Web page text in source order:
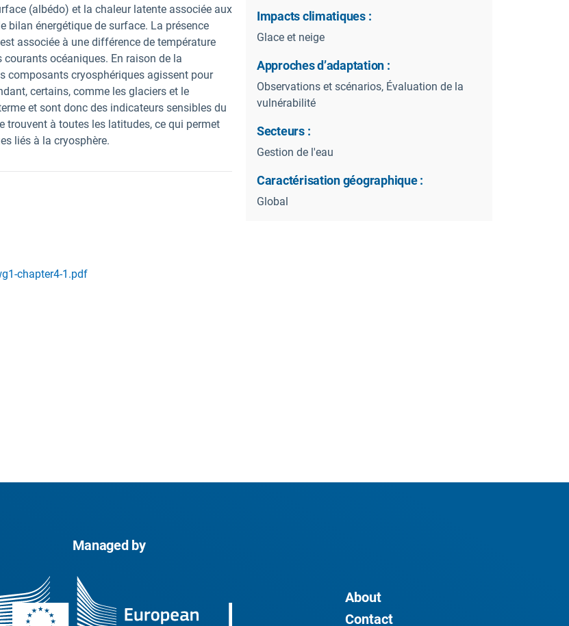
(albédo) et la chaleur latente associée aux
énergétique de surface. La présence
associée à une différence de température
océaniques. En raison de la
composants cryosphériques agissent pour
certains, comme les glaciers et le
et sont donc des indicateurs sensibles du
trouvent à toutes les latitudes, ce qui permet
liés à la cryosphère.
chapter4-1.pdf
Impacts climatiques :
Glace et neige
Approches d’adaptation :
Observations et scénarios, Évaluation de la
vulnérabilité
Secteurs :
Gestion de l'eau
Caractérisation géographique :
Global
Managed by
About
Contact